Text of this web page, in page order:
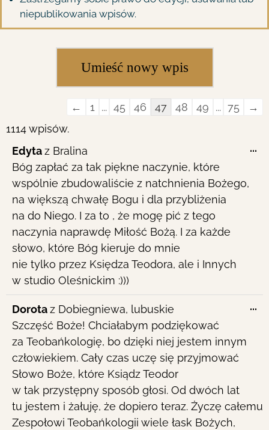
niepublikowania wpisów.
Guestbook
← 1 ... 45 46 47 48 49 ... 75
→
1114 wpisów.
Edytaz Bralina
Bóg zapłać za tak piękne naczynie, które
wspólnie zbudowaliście z natchnienia Bożego,
na większą chwałę Bogu i dla przybliżenia
na do Niego. I za to , że mogę pić z tego
naczynia naprawdę Miłość Bożą. I za każde
słowo, które Bóg kieruje do mnie
nie tylko przez Księdza Teodora, ale i Innych
w studio Oleśnickim :)))
...
Dorotaz Dobiegniewa, lubuskie
Szczęść Boże! Chciałabym podziękować
za Teobańkologię, bo dzięki niej jestem innym
człowiekiem. Cały czas uczę się przyjmować
Słowo Boże, które Ksiądz Teodor
w tak przystępny sposób głosi. Od dwóch lat
tu jestem i żałuję, że dopiero teraz. Życzę całemu
Zespołowi Teobańkologii wiele łask Bożych,
...